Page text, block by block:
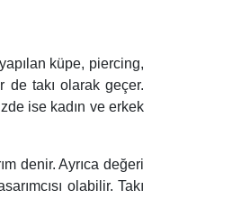
küpe, piercing,
takı olarak geçer.
ise kadın ve erkek
denir. Ayrıca değeri
olabilir. Takı